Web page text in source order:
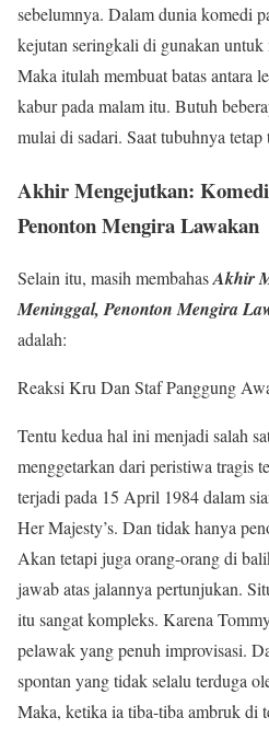
sebelumnya. Dalam dunia komedi
kejutan seringkali di gunakan untuk
Maka itulah membuat batas antara
kabur pada malam itu. Butuh
mulai di sadari. Saat tubuhnya
Akhir Mengejutkan:
Penonton Mengira Lawakan
Selain itu, masih membahasAkhir
Meninggal, Penonton Mengira
adalah:
Reaksi Kru Dan Staf Panggung
Tentu kedua hal ini menjadi salah
menggetarkan dari peristiwa tragis
terjadi pada 15 April 1984 dalam
Her Majesty’s. Dan tidak hanya
Akan tetapi juga orang-orang di
jawab atas jalannya pertunjukan.
itu sangat kompleks. Karena
pelawak yang penuh improvisasi.
spontan yang tidak selalu terduga
Maka, ketika ia tiba-tiba ambruk di